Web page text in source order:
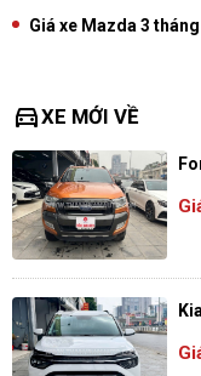
Giá xe Mazda 3
directions_carXE MỚI VỀ